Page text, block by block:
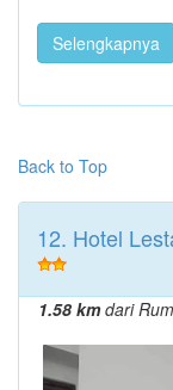
Selengkapnya
Back to Top
12. Hotel
1.58 kmdari